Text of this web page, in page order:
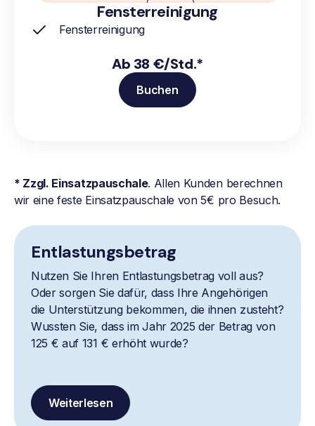
Fensterreinigung
Fensterreinigung
Ab 38 €/Std.*
Buchen
* Zzgl. Einsatzpauschale. Allen Kunden berechnen
wir eine feste Einsatzpauschale von 5€ pro Besuch.
Entlastungsbetrag
Nutzen Sie Ihren Entlastungsbetrag voll aus?
Oder sorgen Sie dafür, dass Ihre Angehörigen
die Unterstützung bekommen, die ihnen zusteht?
Wussten Sie, dass im Jahr 2025 der Betrag von
125 € auf 131 € erhöht wurde?
Weiterlesen